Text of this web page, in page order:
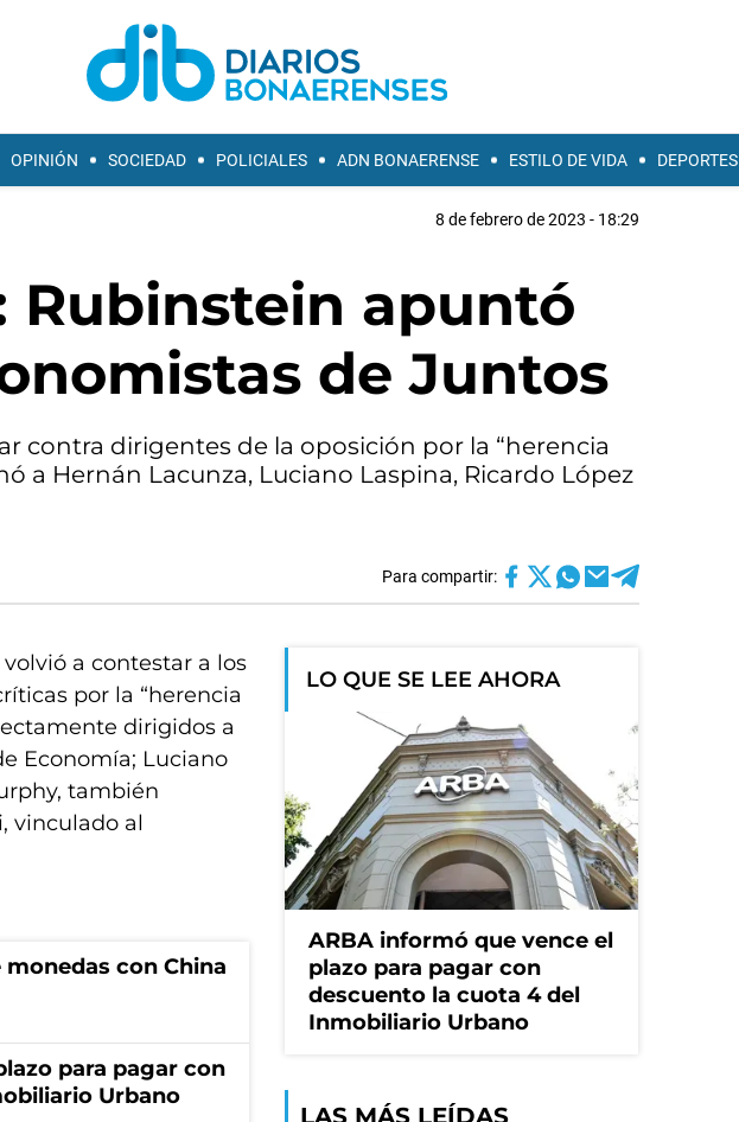
OPINIÓN SOCIEDAD POLICIALES ADN BONAERENSE ESTILO DE VIDA DEPORTES
8 de febrero de 2023 - 18:29
Rubinstein apuntó
de Juntos
contra dirigentes de la oposición por la “herencia
a Hernán Lacunza, Luciano Laspina, Ricardo López
Para compartir:
a contestar a los
por la “herencia
dirigidos a
Economía; Luciano
también
vinculado al
con China
para pagar con
Urbano
LO QUE SE LEE AHORA
ARBA informó que vence el
plazo para pagar con
descuento la cuota 4 del
Inmobiliario Urbano
LAS MÁS LEÍDAS